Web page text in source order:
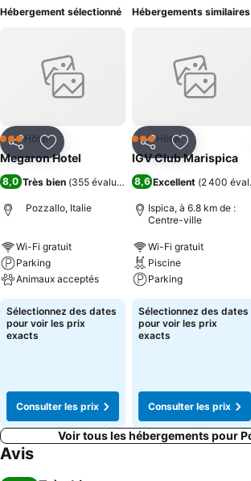
Hébergement sélectionné
PartagerAjouter à mes favoris
3 ÉtoilesHôtel
Megaron Hotel
8,0 Très bien (355 évaluations)
Pozzallo, Italie
Wi-Fi gratuit
Parking
Animaux acceptés
Sélectionnez des dates
pour voir les prix
exacts
Consulter les prix
Hébergements similaires
PartagerAjouter à
3 ÉtoilesHôtel
IGV Club Marispica
8,6 Excellent (2 400
Ispica, à 6.8 km de :
Centre-ville
Wi-Fi gratuit
Piscine
Parking
Sélectionnez des dates
pour voir les prix
exacts
Consulter les prix
Voir tous les hébergements pour
Avis